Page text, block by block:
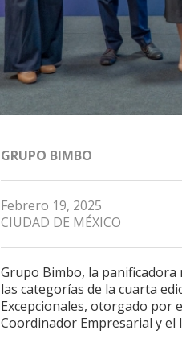
GRUPO BIMBO
Febrero 19, 2025
CIUDAD DE MÉXICO
Grupo Bimbo, la
las categorías de la cuarta
Excepcionales, otorgado por
Coordinador Empresarial y el